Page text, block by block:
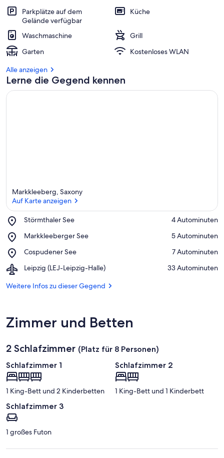
Parkplätze auf dem
Gelände verfügbar
Küche
Waschmaschine
Grill
Garten
Kostenloses WLAN
Alle anzeigen
Lerne die Gegend kennen
Markkleeberg, Saxony
Auf Karte anzeigen
Störmthaler See
Place,
See
‪4 Autominuten‬
Markkleeberger See
Place,
See
‪5 Autominuten‬
Cospudener See
Place,
See
‪7 Autominuten‬
Leipzig (LEJ-Leipzig-Halle)
Airport,
(LEJ-
‪33 Autominuten‬
Weitere Infos zu dieser Gegend
Zimmer und Betten
2 Schlafzimmer (Platz für 8 Personen)
Schlafzimmer 1
1 King-Bett und 2 Kinderbetten
Schlafzimmer 2
1 King-Bett und 1 Kinderbett
Schlafzimmer 3
1 großes Futon